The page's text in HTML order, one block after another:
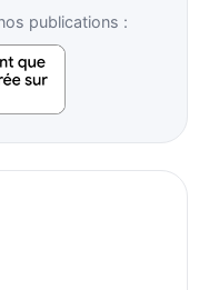
publications :